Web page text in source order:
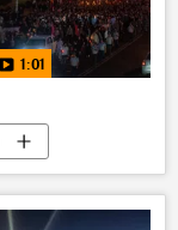
1:01